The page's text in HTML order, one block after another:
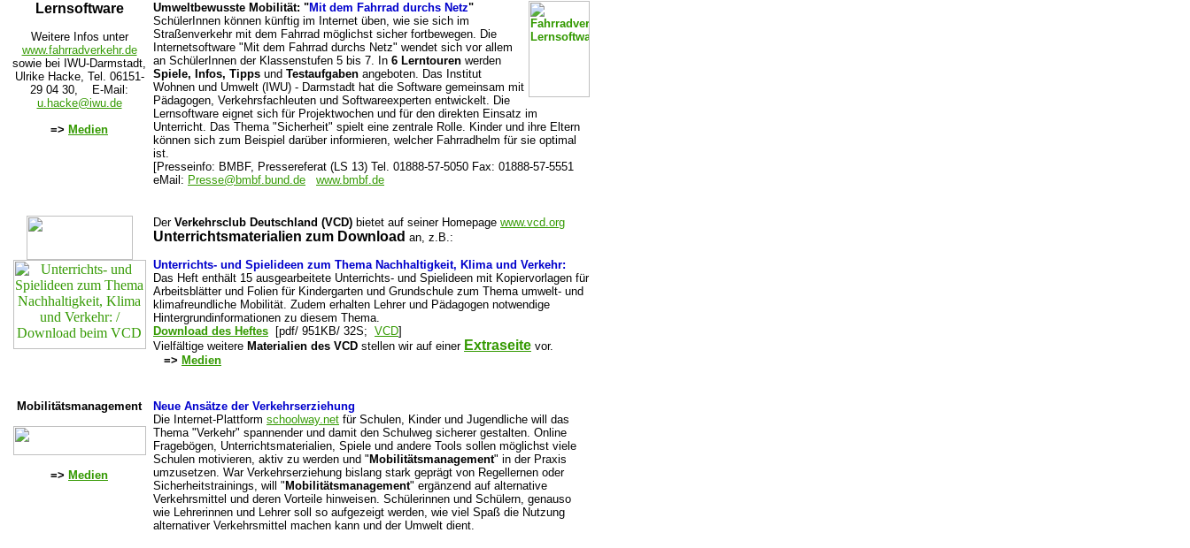
Lernsoftware
Weitere Infos unter
www.fahrradverkehr.de
sowie bei IWU-Darmstadt,
Ulrike Hacke, Tel. 06151-
29 04 30, E-Mail:
u.hacke@iwu.de
=> Medien
Umweltbewusste Mobilität: "Mit dem Fahrrad durchs Netz"
SchülerInnen können künftig im Internet üben, wie sie sich im
Straßenverkehr mit dem Fahrrad möglichst sicher fortbewegen. Die
Internetsoftware "Mit dem Fahrrad durchs Netz" wendet sich vor allem
an SchülerInnen der Klassenstufen 5 bis 7. In 6 Lerntouren werden
Spiele, Infos, Tipps und Testaufgaben angeboten. Das Institut
Wohnen und Umwelt (IWU) - Darmstadt hat die Software gemeinsam mit
Pädagogen, Verkehrsfachleuten und Softwareexperten entwickelt. Die
Lernsoftware eignet sich für Projektwochen und für den direkten Einsatz im
Unterricht. Das Thema "Sicherheit" spielt eine zentrale Rolle. Kinder und ihre Eltern
können sich zum Beispiel darüber informieren, welcher Fahrradhelm für sie optimal
ist.
[Presseinfo: BMBF, Pressereferat (LS 13) Tel. 01888-57-5050 Fax: 01888-57-5551
eMail: Presse@bmbf.bund.de www.bmbf.de
Der Verkehrsclub Deutschland (VCD) bietet auf seiner Homepage www.vcd.org
Unterrichtsmaterialien zum Download an, z.B.:
Unterrichts- und Spielideen zum Thema Nachhaltigkeit, Klima und Verkehr:
Das Heft enthält 15 ausgearbeitete Unterrichts- und Spielideen mit Kopiervorlagen für
Arbeitsblätter und Folien für Kindergarten und Grundschule zum Thema umwelt- und
klimafreundliche Mobilität. Zudem erhalten Lehrer und Pädagogen notwendige
Hintergrundinformationen zu diesem Thema.
Download des Heftes [pdf/ 951KB/ 32S; VCD]
Vielfältige weitere Materialien des VCD stellen wir auf einer Extraseite vor.
=> Medien
Mobilitätsmanagement
=> Medien
Neue Ansätze der Verkehrserziehung
Die Internet-Plattform schoolway.net für Schulen, Kinder und Jugendliche will das
Thema "Verkehr" spannender und damit den Schulweg sicherer gestalten. Online
Fragebögen, Unterrichtsmaterialien, Spiele und andere Tools sollen möglichst viele
Schulen motivieren, aktiv zu werden und " Mobilitätsmanagement" in der Praxis
umzusetzen. War Verkehrserziehung bislang stark geprägt von Regellernen oder
Sicherheitstrainings, will " Mobilitätsmanagement" ergänzend auf alternative
Verkehrsmittel und deren Vorteile hinweisen. Schülerinnen und Schülern, genauso
wie Lehrerinnen und Lehrer soll so aufgezeigt werden, wie viel Spaß die Nutzung
alternativer Verkehrsmittel machen kann und der Umwelt dient.